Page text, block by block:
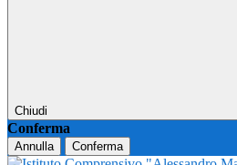
Chiudi
Conferma
Annulla Conferma